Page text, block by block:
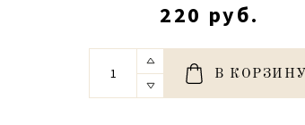
220 руб.
В КОРЗИНУ